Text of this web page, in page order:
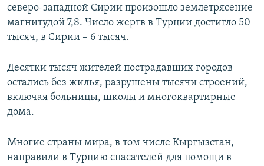
северо-западной Сирии произошло землетрясение
магнитудой 7,8. Число жертв в Турции достигло 50
тысяч, в Сирии – 6 тысяч.
Десятки тысяч жителей пострадавших городов
остались без жилья, разрушены тысячи строений,
включая больницы, школы и многоквартирные
дома.
Многие страны мира, в том числе Кыргызстан,
направили в Турцию спасателей для помощи в